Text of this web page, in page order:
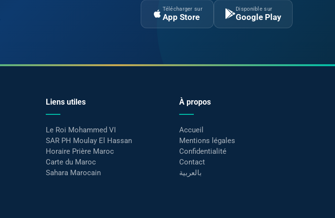
Télécharger sur
App Store
Disponible sur
Google Play
Liens utiles
Le Roi Mohammed VI
SAR PH Moulay El Hassan
Horaire Prière Maroc
Carte du Maroc
Sahara Marocain
À propos
Accueil
Mentions légales
Confidentialité
Contact
بالعربية